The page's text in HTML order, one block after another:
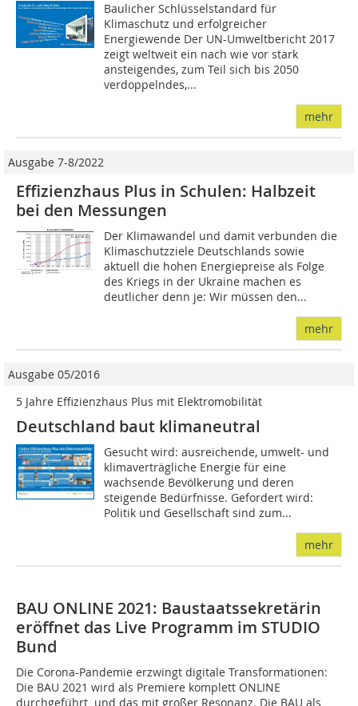
Baulicher Schlüsselstandard für
Klimaschutz und erfolgreicher
Energiewende Der UN-Umweltbericht 2017
zeigt weltweit ein nach wie vor stark
ansteigendes, zum Teil sich bis 2050
verdoppelndes,...
mehr
Ausgabe 7-8/2022
Effizienzhaus Plus in Schulen: Halbzeit
bei den Messungen
Der Klimawandel und damit verbunden die
Klimaschutzziele Deutschlands sowie
aktuell die hohen Energiepreise als Folge
des Kriegs in der Ukraine machen es
deutlicher denn je: Wir müssen den...
mehr
Ausgabe 05/2016
5 Jahre Effizienzhaus Plus mit Elektromobilität
Deutschland baut klimaneutral
Gesucht wird: ausreichende, umwelt- und
klimaverträgliche Energie für eine
wachsende Bevölkerung und deren
steigende Bedürfnisse. Gefordert wird:
Politik und Gesellschaft sind zum...
mehr
BAU ONLINE 2021: Baustaatssekretärin
eröffnet das Live Programm im STUDIO
Bund
Die Corona-Pandemie erzwingt digitale Transformationen:
Die BAU 2021 wird als Premiere komplett ONLINE
durchgeführt  und das mit großer Resonanz. Die BAU als